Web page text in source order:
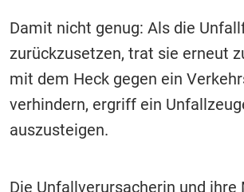
Damit nicht genug: Als die
zurückzusetzen, trat sie erneut
mit dem Heck gegen ein
verhindern, ergriff ein
auszusteigen.
Die Unfallverursacherin und